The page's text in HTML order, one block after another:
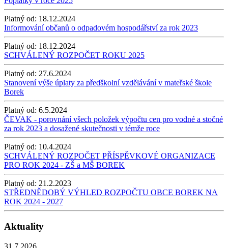
Platný od: 18.12.2024
Informování občanů o odpadovém hospodářství za rok 2023
Platný od: 18.12.2024
SCHVÁLENÝ ROZPOČET ROKU 2025
Platný od: 27.6.2024
Stanovení výše úplaty za předškolní vzdělávání v mateřské škole
Borek
Platný od: 6.5.2024
ČEVAK - porovnání všech položek výpočtu cen pro vodné a stočné
za rok 2023 a dosažené skutečnosti v témže roce
Platný od: 10.4.2024
SCHVÁLENÝ ROZPOČET PŘÍSPĚVKOVÉ ORGANIZACE
PRO ROK 2024 - ZŠ a MŠ BOREK
Platný od: 21.2.2023
STŘEDNĚDOBÝ VÝHLED ROZPOČTU OBCE BOREK NA
ROK 2024 - 2027
Aktuality
31.7.2026